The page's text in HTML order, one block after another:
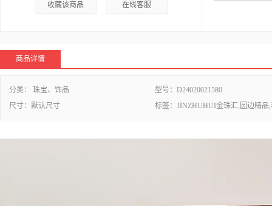
收藏该商品 在线客服
商品详情
分类： 珠宝、饰品 型号： D24020021580
尺寸： 默认尺寸 标签： JINZHUHUI金珠汇,圆边精品,和田碧玉